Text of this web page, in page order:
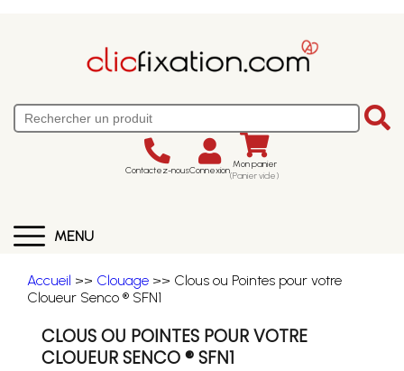
Contactez-nousConnexion Mon panier
(Panier vide)
MENU
Accueil >> Clouage >> Clous ou Pointes pour votre
Cloueur Senco ® SFN1
CLOUS OU POINTES POUR VOTRE
CLOUEUR SENCO ® SFN1